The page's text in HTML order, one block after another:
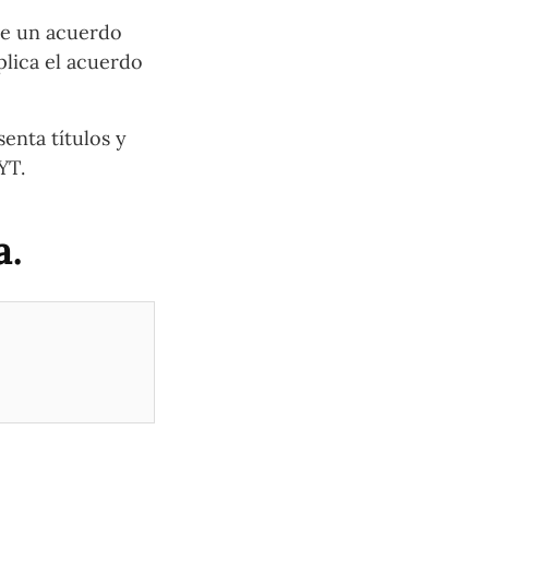
un acuerdo
el acuerdo
títulos y